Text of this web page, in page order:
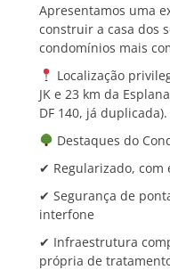
Apresentamos uma
construir a casa dos
condomínios mais
Localização
JK e 23 km da
DF 140, já duplicada).
Destaques do
✔ Regularizado, com
✔ Segurança de
interfone
✔ Infraestrutura
própria de